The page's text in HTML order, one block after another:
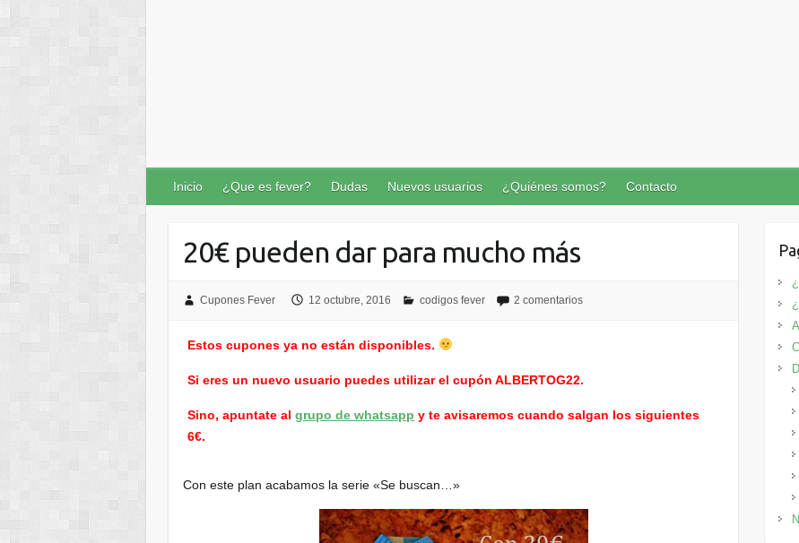
Inicio ¿Que es fever? Dudas Nuevos usuarios ¿Quiénes somos? Contacto
20€ pueden dar para mucho más
Cupones Fever 12 octubre, 2016 codigos fever 2 comentarios
Estos cupones ya no están disponibles.
Si eres un nuevo usuario puedes utilizar el cupón ALBERTOG22.
Sino, apuntate algrupo de whatsapp y te avisaremos cuando salgan los siguientes
6€.
Con este plan acabamos la serie «Se buscan…»